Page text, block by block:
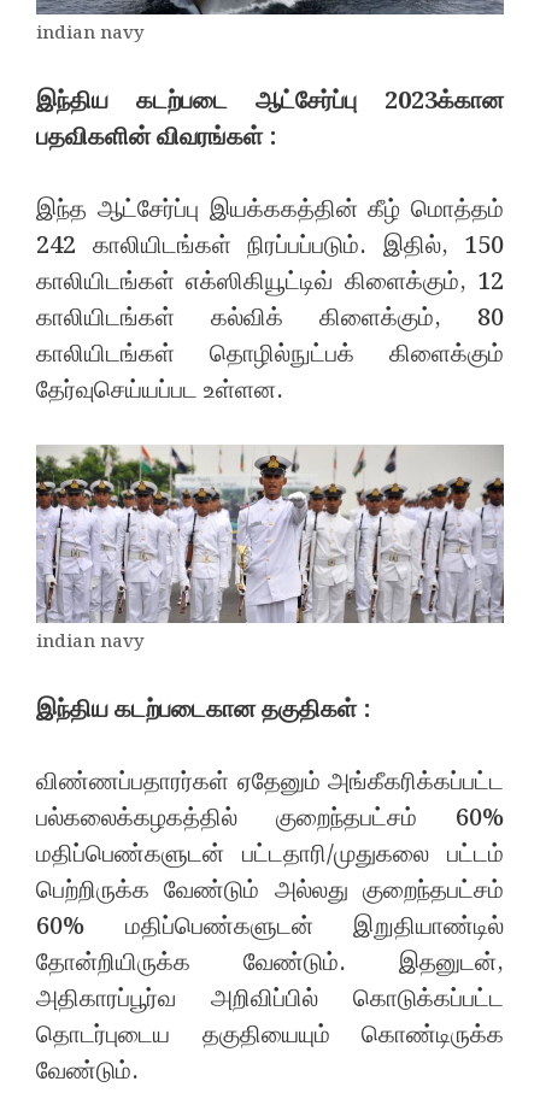
indian navy
இந்திய கடற்படை ஆட்சேர்ப்பு 2023க்கான
பதவிகளின் விவரங்கள் :
இந்த ஆட்சேர்ப்பு இயக்ககத்தின் கீழ் மொத்தம்
242 காலியிடங்கள் நிரப்பப்படும். இதில், 150
காலியிடங்கள் எக்ஸிகியூட்டிவ் கிளைக்கும், 12
காலியிடங்கள் கல்விக் கிளைக்கும், 80
காலியிடங்கள் தொழில்நுட்பக் கிளைக்கும்
தேர்வுசெய்யப்பட உள்ளன.
indian navy
இந்திய கடற்படைகான தகுதிகள் :
விண்ணப்பதாரர்கள் ஏதேனும் அங்கீகரிக்கப்பட்ட
பல்கலைக்கழகத்தில் குறைந்தபட்சம் 60%
மதிப்பெண்களுடன் பட்டதாரி/முதுகலை பட்டம்
பெற்றிருக்க வேண்டும் அல்லது குறைந்தபட்சம்
60% மதிப்பெண்களுடன் இறுதியாண்டில்
தோன்றியிருக்க வேண்டும். இதனுடன்,
அதிகாரப்பூர்வ அறிவிப்பில் கொடுக்கப்பட்ட
தொடர்புடைய தகுதியையும் கொண்டிருக்க
வேண்டும்.